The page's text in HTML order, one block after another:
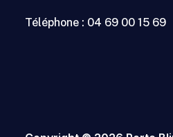
Téléphone : 04 69 00 15 69